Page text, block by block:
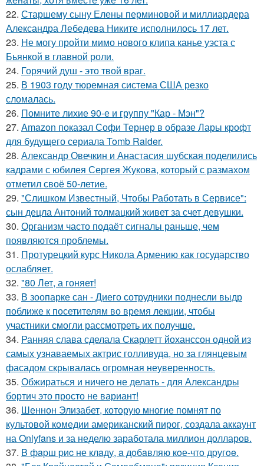
22. Старшему сыну Елены перминовой и миллиардера
Александра Лебедева Никите исполнилось 17 лет.
23. Не могу пройти мимо нового клипа канье уэста с
Бьянкой в главной роли.
24. Горячий душ - это твой враг.
25. В 1903 году тюремная система США резко
сломалась.
26. Помните лихие 90-е и группу "Кар - Мэн"?
27. Amazon показал Софи Тернер в образе Лары крофт
для будущего сериала Tomb Raider.
28. Александр Овечкин и Анастасия шубская поделились
кадрами с юбилея Сергея Жукова, который с размахом
отметил своё 50-летие.
29. "Слишком Известный, Чтобы Работать в Сервисе":
сын децла Антоний толмацкий живет за счет девушки.
30. Организм часто подаёт сигналы раньше, чем
появляются проблемы.
31. Протурецкий курс Никола Армению как государство
ослабляет.
32. "80 Лет, а гоняет!
33. В зоопарке сан - Диего сотрудники поднесли выдр
поближе к посетителям во время лекции, чтобы
участники смогли рассмотреть их получше.
34. Ранняя слава сделала Скарлетт йоханссон одной из
самых узнаваемых актрис голливуда, но за глянцевым
фасадом скрывалась огромная неуверенность.
35. Обжираться и ничего не делать - для Александры
бортич это просто не вариант!
36. Шеннон Элизабет, которую многие помнят по
культовой комедии американский пирог, создала аккаунт
на Onlyfans и за неделю заработала миллион долларов.
37. B фapш pиc не клaду, a дoбaвляю кoе-чтo дpугoe.